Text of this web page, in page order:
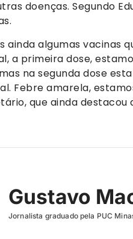
doenças. Segundo
ainda algumas vacinas
a primeira dose,
na segunda dose
Febre amarela,
que ainda
Gustavo
Jornalista graduado pela PUC